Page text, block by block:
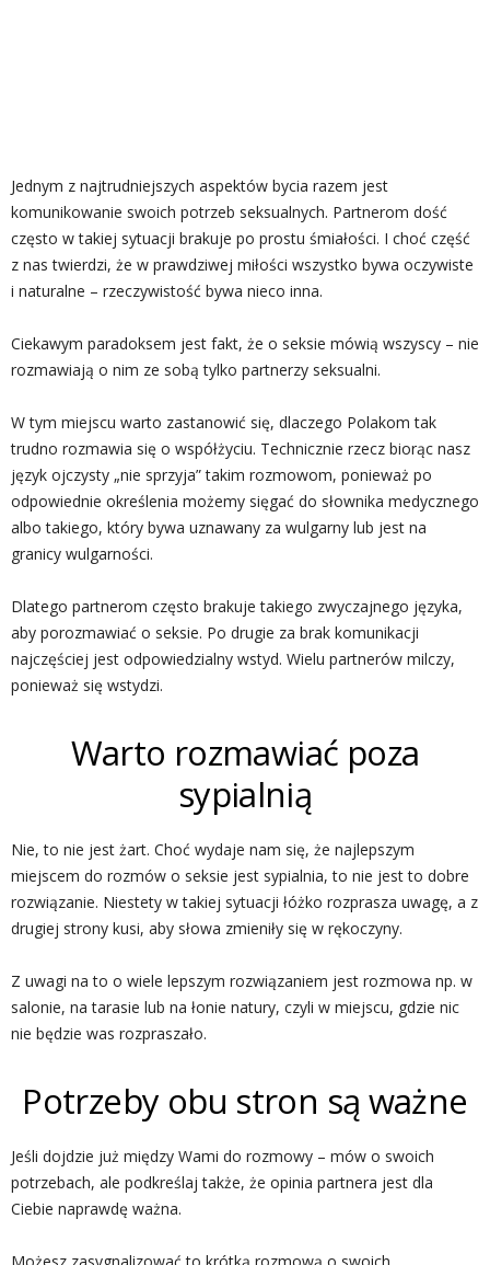
Jednym z najtrudniejszych aspektów bycia razem jest
komunikowanie swoich potrzeb seksualnych. Partnerom dość
często w takiej sytuacji brakuje po prostu śmiałości. I choć część
z nas twierdzi, że w prawdziwej miłości wszystko bywa oczywiste
i naturalne – rzeczywistość bywa nieco inna.
Ciekawym paradoksem jest fakt, że o seksie mówią wszyscy – nie
rozmawiają o nim ze sobą tylko partnerzy seksualni.
W tym miejscu warto zastanowić się, dlaczego Polakom tak
trudno rozmawia się o współżyciu. Technicznie rzecz biorąc nasz
język ojczysty „nie sprzyja” takim rozmowom, ponieważ po
odpowiednie określenia możemy sięgać do słownika medycznego
albo takiego, który bywa uznawany za wulgarny lub jest na
granicy wulgarności.
Dlatego partnerom często brakuje takiego zwyczajnego języka,
aby porozmawiać o seksie. Po drugie za brak komunikacji
najczęściej jest odpowiedzialny wstyd. Wielu partnerów milczy,
ponieważ się wstydzi.
Warto rozmawiać poza
sypialnią
Nie, to nie jest żart. Choć wydaje nam się, że najlepszym
miejscem do rozmów o seksie jest sypialnia, to nie jest to dobre
rozwiązanie. Niestety w takiej sytuacji łóżko rozprasza uwagę, a z
drugiej strony kusi, aby słowa zmieniły się w rękoczyny.
Z uwagi na to o wiele lepszym rozwiązaniem jest rozmowa np. w
salonie, na tarasie lub na łonie natury, czyli w miejscu, gdzie nic
nie będzie was rozpraszało.
Potrzeby obu stron są ważne
Jeśli dojdzie już między Wami do rozmowy – mów o swoich
potrzebach, ale podkreślaj także, że opinia partnera jest dla
Ciebie naprawdę ważna.